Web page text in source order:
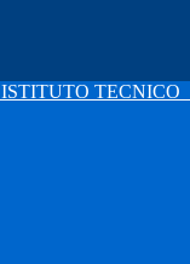
ISTITUTO TECNICO